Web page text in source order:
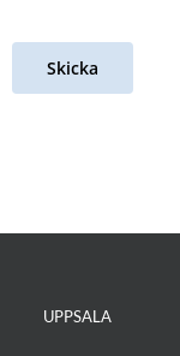
Skicka
UPPSALA